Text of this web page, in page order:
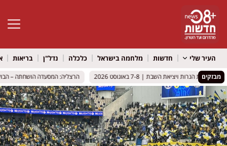
פתח
העיר שלי חדשות מלחמה בישראל כלכלה נדל"ן בריאות
מבזקים
הנרות ויציאת השבת | 7-8 באוגוסט 2026
הנרות ויציאת השבת | 7-8 באוגוסט 2026 הרצליה: המסעדה הושחתה – הבוקר
הרצליה: המסעדה הושחתה – הבוקר